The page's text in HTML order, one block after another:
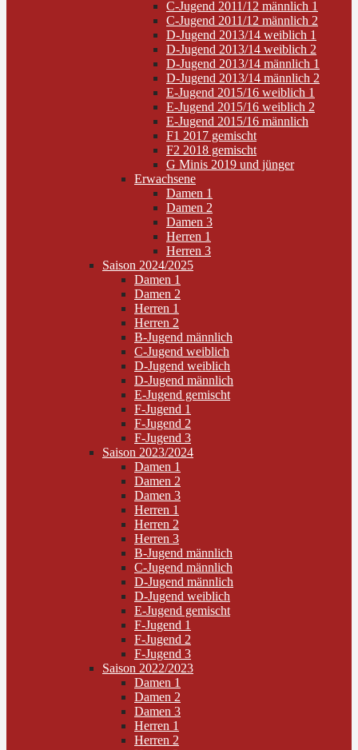
C-Jugend 2011/12 männlich 1
C-Jugend 2011/12 männlich 2
D-Jugend 2013/14 weiblich 1
D-Jugend 2013/14 weiblich 2
D-Jugend 2013/14 männlich 1
D-Jugend 2013/14 männlich 2
E-Jugend 2015/16 weiblich 1
E-Jugend 2015/16 weiblich 2
E-Jugend 2015/16 männlich
F1 2017 gemischt
F2 2018 gemischt
G Minis 2019 und jünger
Erwachsene
Damen 1
Damen 2
Damen 3
Herren 1
Herren 3
Saison 2024/2025
Damen 1
Damen 2
Herren 1
Herren 2
B-Jugend männlich
C-Jugend weiblich
D-Jugend weiblich
D-Jugend männlich
E-Jugend gemischt
F-Jugend 1
F-Jugend 2
F-Jugend 3
Saison 2023/2024
Damen 1
Damen 2
Damen 3
Herren 1
Herren 2
Herren 3
B-Jugend männlich
C-Jugend männlich
D-Jugend männlich
D-Jugend weiblich
E-Jugend gemischt
F-Jugend 1
F-Jugend 2
F-Jugend 3
Saison 2022/2023
Damen 1
Damen 2
Damen 3
Herren 1
Herren 2